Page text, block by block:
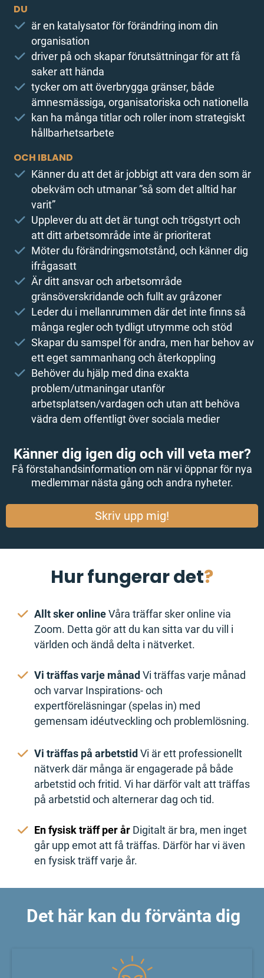
DU
är en katalysator för förändring inom din
organisation
driver på och skapar förutsättningar för att få
saker att hända
tycker om att överbrygga gränser, både
ämnesmässiga, organisatoriska och nationella
kan ha många titlar och roller inom strategiskt
hållbarhetsarbete
OCH IBLAND
Känner du att det är jobbigt att vara den som är
obekväm och utmanar ”så som det alltid har
varit”
Upplever du att det är tungt och trögstyrt och
att ditt arbetsområde inte är prioriterat
Möter du förändringsmotstånd, och känner dig
ifrågasatt
Är ditt ansvar och arbetsområde
gränsöverskridande och fullt av gråzoner
Leder du i mellanrummen där det inte finns så
många regler och tydligt utrymme och stöd
Skapar du samspel för andra, men har behov av
ett eget sammanhang och återkoppling
Behöver du hjälp med dina exakta
problem/utmaningar utanför
arbetsplatsen/vardagen och utan att behöva
vädra dem offentligt över sociala medier
Känner dig igen dig och vill veta mer?
Få förstahandsinformation om när vi öppnar för nya
medlemmar nästa gång och andra nyheter.
Skriv upp mig!
Hur fungerar det?
Allt sker onlineVåra träffar sker online via
Zoom. Detta gör att du kan sitta var du vill i
världen och ändå delta i nätverket.
Vi träffas varje månad Vi träffas varje månad
och varvar Inspirations- och
expertföreläsningar (spelas in) med
gemensam idéutveckling och problemlösning.
Vi träffas på arbetstid Vi är ett professionellt
nätverk där många är engagerade på både
arbetstid och fritid. Vi har därför valt att träffas
på arbetstid och alternerar dag och tid.
En fysisk träff per år Digitalt är bra, men inget
går upp emot att få träffas. Därför har vi även
en fysisk träff varje år.
Det här kan du förvänta dig